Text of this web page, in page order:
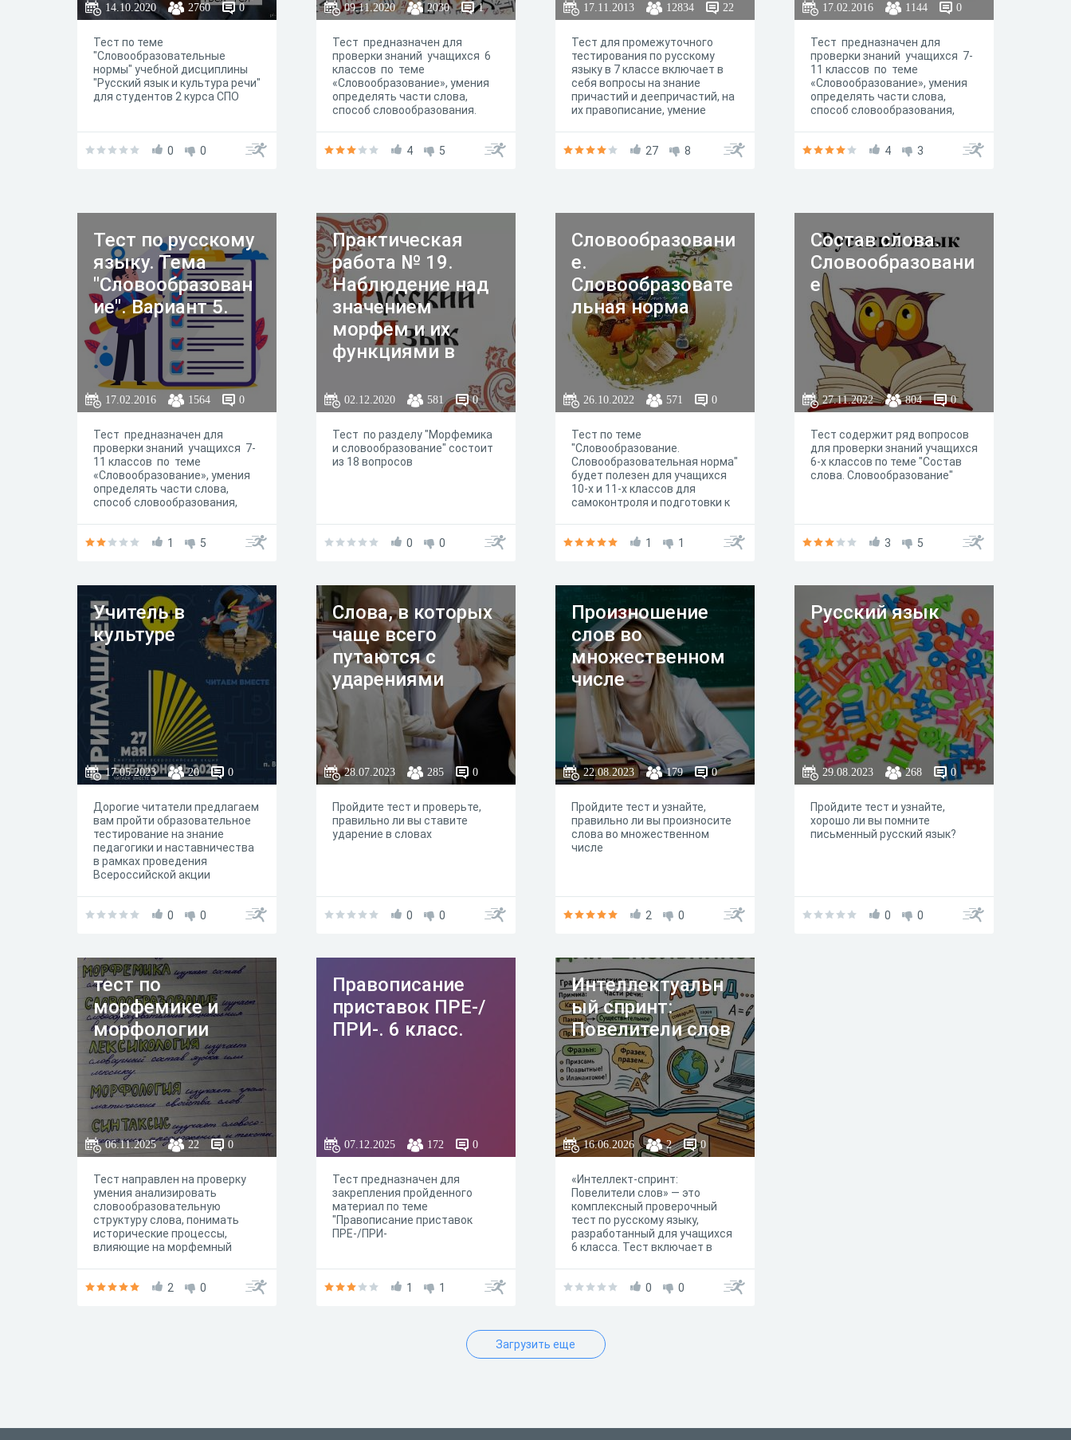
14.10.2020 2760 0
Тест по теме
"Словообразовательные
нормы" учебной дисциплины
"Русский язык и культура речи"
для студентов 2 курса СПО
0 0
09.11.2020 2030 1
Тест предназначен для
проверки знаний учащихся 6
классов по теме
«Словообразование», умения
определять части слова,
способ словообразования.
4 5
17.11.2013 12834 22
Тест для промежуточного
тестирования по русскому
языку в 7 классе включает в
себя вопросы на знание
причастий и деепричастий, на
их правописание, умение
обороты.
27 8
17.02.2016 1144 0
Тест предназначен для
проверки знаний учащихся 7-
11 классов по теме
«Словообразование», умения
определять части слова,
способ словообразования,
цепочки. Выполняется в
4 3
Тест по русскому
языку. Тема
"Словообразован
ие". Вариант 5.
17.02.2016 1564 0
Тест предназначен для
проверки знаний учащихся 7-
11 классов по теме
«Словообразование», умения
определять части слова,
способ словообразования,
цепочки. Выполняется в
1 5
Практическая
работа № 19.
Наблюдение над
значением
морфем и их
функциями в
02.12.2020 581 0
Тест по разделу "Морфемика
и словообразование" состоит
из 18 вопросов
0 0
Словообразовани
е.
Словообразовате
льная норма
26.10.2022 571 0
Тест по теме
"Словообразование.
Словообразовательная норма"
будет полезен для учащихся
10-х и 11-х классов для
самоконтроля и подготовки к
1 1
Состав слова.
Словообразовани
е
27.11.2022 804 0
Тест содержит ряд вопросов
для проверки знаний учащихся
6-х классов по теме "Состав
слова. Словообразование"
3 5
Учитель в
культуре
17.05.2023 20 0
Дорогие читатели предлагаем
вам пройти образовательное
тестирование на знание
педагогики и наставничества
в рамках проведения
Всероссийской акции
0 0
Слова, в которых
чаще всего
путаются с
ударениями
28.07.2023 285 0
Пройдите тест и проверьте,
правильно ли вы ставите
ударение в словах
0 0
Произношение
слов во
множественном
числе
22.08.2023 179 0
Пройдите тест и узнайте,
правильно ли вы произносите
слова во множественном
числе
2 0
Русский язык
29.08.2023 268 0
Пройдите тест и узнайте,
хорошо ли вы помните
письменный русский язык?
0 0
тест по
морфемике и
морфологии
06.11.2025 22 0
Тест направлен на проверку
умения анализировать
словообразовательную
структуру слова, понимать
исторические процессы,
влияющие на морфемный
терминологию.
2 0
Правописание
приставок ПРЕ-/
ПРИ-. 6 класс.
07.12.2025 172 0
Тест предназначен для
закрепления пройденного
материал по теме
"Правописание приставок
ПРЕ-/ПРИ-
1 1
Интеллектуальн
ый спринт:
Повелители слов
16.06.2026 2 0
«Интеллект-спринт:
Повелители слов» — это
комплексный проверочный
тест по русскому языку,
разработанный для учащихся
6 класса. Тест включает в
суффиксы прилагательных),
существительные, разряды
числительных), лексике и
фразеологии (архаизмы и
0 0
Загрузить еще